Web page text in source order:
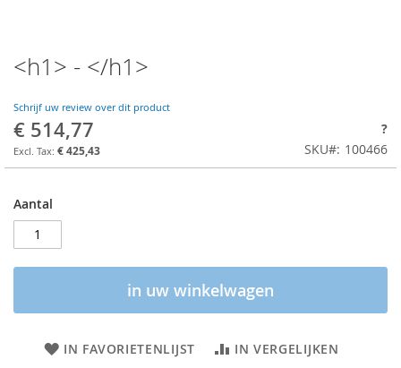
<h1> - </h1>
Schrijf uw review over dit product
€ 514,77
€ 425,43
?
SKU
100466
Aantal
in uw winkelwagen
IN FAVORIETENLIJST IN VERGELIJKEN